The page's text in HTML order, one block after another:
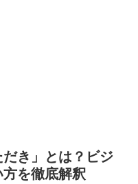
だき」とは？ビジ
を徹底解釈